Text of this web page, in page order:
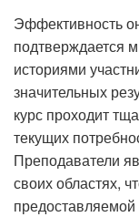
Эффективность
подтверждается
историями
значительных
курс проходит
текущих
Преподаватели
своих областях,